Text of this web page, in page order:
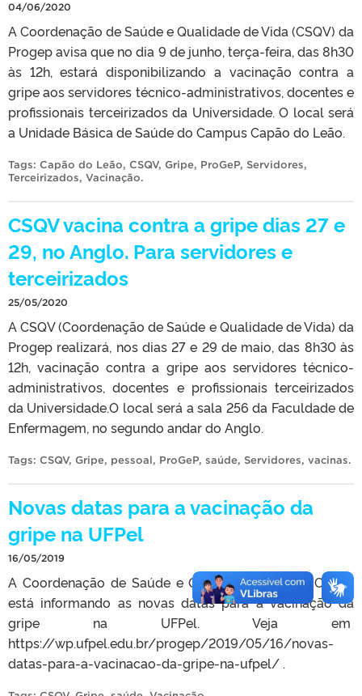
04/06/2020
A Coordenação de Saúde e Qualidade de Vida (CSQV) da
Progep avisa que no dia 9 de junho, terça-feira, das 8h30
às 12h, estará disponibilizando a vacinação contra a
gripe aos servidores técnico-administrativos, docentes e
profissionais terceirizados da Universidade. O local será
a Unidade Básica de Saúde do Campus Capão do Leão.
Tags: Capão do Leão, CSQV, Gripe, ProGeP, Servidores,
Terceirizados, Vacinação.
CSQV vacina contra a gripe dias 27 e
29, no Anglo. Para servidores e
terceirizados
25/05/2020
A CSQV (Coordenação de Saúde e Qualidade de Vida) da
Progep realizará, nos dias 27 e 29 de maio, das 8h30 às
12h, vacinação contra a gripe aos servidores técnico-
administrativos, docentes e profissionais terceirizados
da Universidade.O local será a sala 256 da Faculdade de
Enfermagem, no segundo andar do Anglo.
Tags: CSQV, Gripe, pessoal, ProGeP, saúde, Servidores, vacinas.
Novas datas para a vacinação da
gripe na UFPel
16/05/2019
A Coordenação de Saúde e Qualidade de Vida (CSQV)
está informando as novas datas para a vacinação da
gripe na UFPel. Veja em
https://wp.ufpel.edu.br/progep/2019/05/16/novas-
datas-para-a-vacinacao-da-gripe-na-ufpel/ .